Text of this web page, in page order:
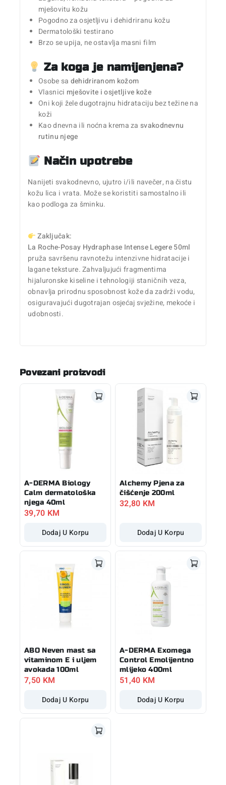
mješovitu kožu
Pogodno za osjetljivu i dehidriranu kožu
Dermatološki testirano
Brzo se upija, ne ostavlja masni film
Za koga je namijenjena?
Osobe sa dehidriranom kožom
Vlasnici mješovite i osjetljive kože
Oni koji žele dugotrajnu hidrataciju bez težine na
koži
Kao dnevna ili noćna krema za svakodnevnu
rutinu njege
Način upotrebe
Nanijeti svakodnevno, ujutro i/ili navečer, na čistu
kožu lica i vrata. Može se koristiti samostalno ili
kao podloga za šminku.
Zaključak:
La Roche-Posay Hydraphase Intense Legere 50ml
pruža savršenu ravnotežu intenzivne hidratacije i
lagane teksture. Zahvaljujući fragmentima
hijaluronske kiseline i tehnologiji staničnih veza,
obnavlja prirodnu sposobnost kože da zadrži vodu,
osiguravajući dugotrajan osjećaj svježine, mekoće i
udobnosti.
Povezani proizvodi
A-DERMA Biology
Calm dermatološka
njega 40ml
39,70 KM
Dodaj U Korpu
Alchemy Pjena za
čišćenje 200ml
32,80 KM
Dodaj U Korpu
ABO Neven mast sa
vitaminom E i uljem
avokada 100ml
7,50 KM
Dodaj U Korpu
A-DERMA Exomega
Control Emolijentno
mlijeko 400ml
51,40 KM
Dodaj U Korpu